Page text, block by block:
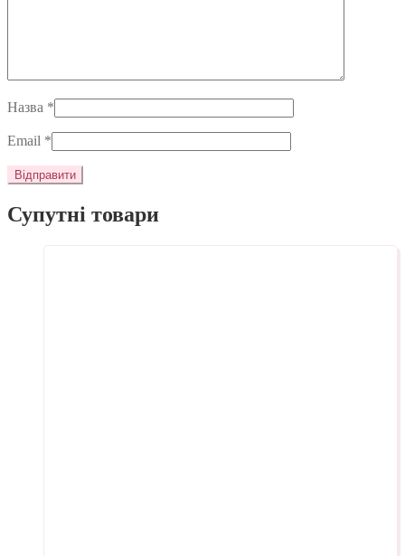
Назва *
Email *
Супутні товари